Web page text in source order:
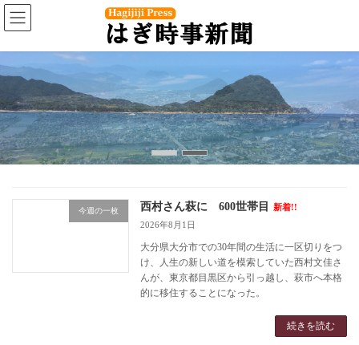
コ
ン
テ
ン
ツ
へ
キ
ッ
プ
ナ
ビ
ゲ
ー
シ
ョ
に
移
動
今週の一枚 西村さん萩に 600世帯目
新着!!
2026年8月1日
大分県大分市での30年間の生活に一区切りをつ
け、人生の新しい道を模索していた西村文佳さ
んが、東京都目黒区から引っ越し、萩市へ本格
的に移住することになった。
続きを読む